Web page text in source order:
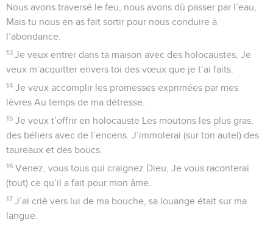
Nous avons traversé le feu, nous avons dû passer par l’eau,
Mais tu nous en as fait sortir pour nous conduire à
l’abondance.
13 Je veux entrer dans ta maison avec des holocaustes, Je
veux m’acquitter envers toi des vœux que je t’ai faits.
14 Je veux accomplir les promesses exprimées par mes
lèvres Au temps de ma détresse.
15 Je veux t’offrir en holocauste Les moutons les plus gras,
des béliers avec de l’encens. J’immolerai (sur ton autel) des
taureaux et des boucs.
16 Venez, vous tous qui craignez Dieu, Je vous raconterai
(tout) ce qu’il a fait pour mon âme.
17 J’ai crié vers lui de ma bouche, sa louange était sur ma
langue.